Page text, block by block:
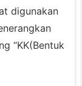
digunakan
“KK(Bentuk